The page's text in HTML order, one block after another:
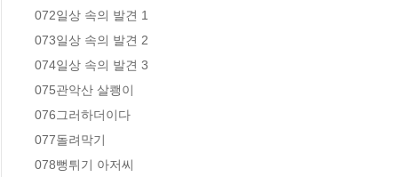
072일상 속의 발견 1
073일상 속의 발견 2
074일상 속의 발견 3
075관악산 살쾡이
076그러하더이다
077돌려막기
078뻥튀기 아저씨